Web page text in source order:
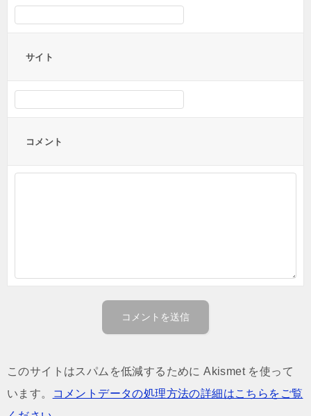
サイト
コメント
このサイトはスパムを低減するために Akismet を使って
います。
コメントデータの処理方法の詳細はこちらをご覧